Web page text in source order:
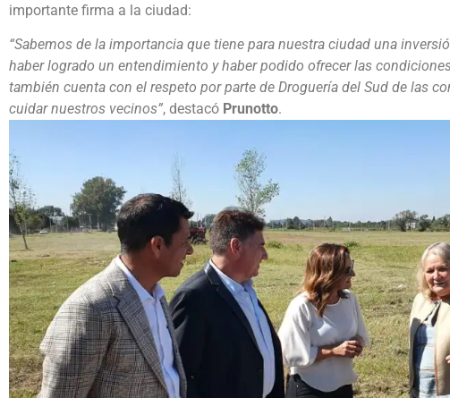
importante firma a la ciudad:
“Sabemos de la importancia que tiene para nuestra ciudad una
haber logrado un entendimiento y haber podido ofrecer las
también cuenta con el respeto por parte de Droguería del Sud de las
cuidar nuestros vecinos”, destacó Prunotto.